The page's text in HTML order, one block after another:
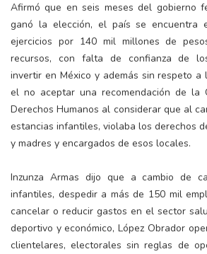
Afirmó que en seis meses del gobierno
ganó la elección, el país se encuentra
ejercicios por 140 mil millones de
recursos, con falta de confianza de
invertir en México y además sin respeto a
el no aceptar una recomendación de la
Derechos Humanos al considerar que al
estancias infantiles, violaba los derechos
y madres y encargados de esos locales.
Inzunza Armas dijo que a cambio de
infantiles, despedir a más de 150 mil
cancelar o reducir gastos en el sector
deportivo y económico, López Obrador
clientelares, electorales sin reglas de